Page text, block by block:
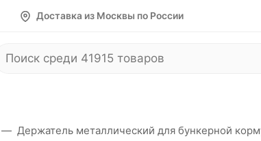
Доставка из Москвы по России
Держатель металлический для бункерной